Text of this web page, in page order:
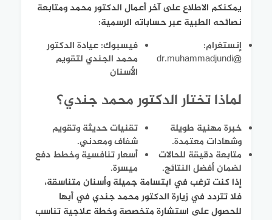
يمكنكم الاطلاع على آخر أعمال الدكتور محمد ومتابعة
نصائحه الطبية عبر حساباته الرسمية:
إنستغرام:
@dr.muhammadjundi
فيسبوك: عيادة الدكتور
محمد الجندي لتقويم
الأسنان
لماذا تختار الدكتور محمد جندي؟
خبرة مهنية طويلة
وشهادات معتمدة.
تقنيات حديثة وتقويم
شفاف ومعدني.
متابعة دقيقة للحالات
لضمان أفضل النتائج.
أسعار تنافسية وخطط دفع
ميسرة.
إذا كنت ترغب في ابتسامة جميلة وأسنان متناسقة،
فلا تتردد في زيارة الدكتور محمد جندي في أبها
للحصول على استشارة متخصصة وخطة علاجية تناسب